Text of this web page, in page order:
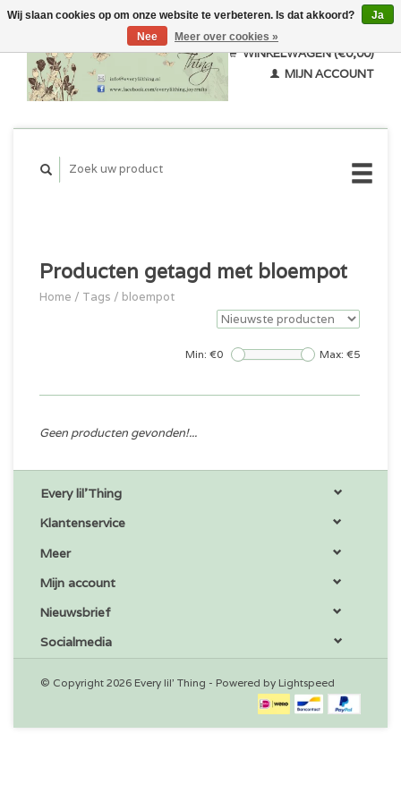
WINKELWAGEN (€0,00)
MIJN ACCOUNT
Producten getagd met bloempot
Home / Tags / bloempot
Min: €0 Max: €5
Geen producten gevonden!...
Every lil'Thing
Klantenservice
Meer
Mijn account
Nieuwsbrief
Socialmedia
© Copyright 2026 Every lil' Thing - Powered by Lightspeed
Wij slaan cookies op om onze website te verbeteren. Is dat akkoord?
Ja
Nee
Meer over cookies »